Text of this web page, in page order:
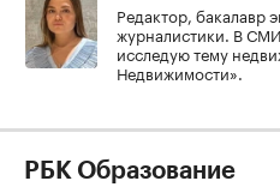
Редактор, бакалавр
журналистики. В
исследую тему
Недвижимости».
РБК Образование